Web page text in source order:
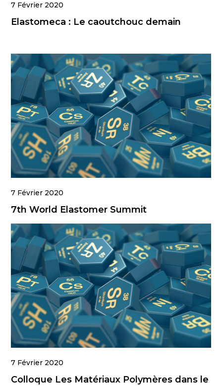
7 Février 2020
Elastomeca : Le caoutchouc demain
7 Février 2020
7th World Elastomer Summit
7 Février 2020
Colloque Les Matériaux Polymères dans le